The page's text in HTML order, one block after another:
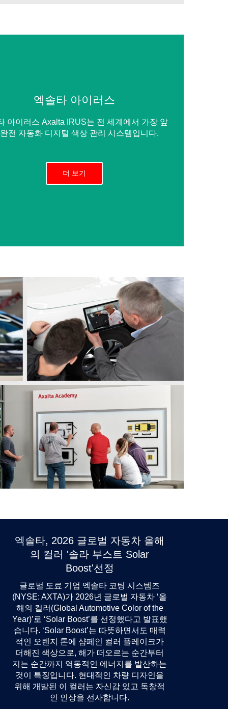
엑솔타 아이러스
아이러스 Axalta IRUS는 전 세계에서 가장 앞
전 자동화 디지털 색상 관리 시스템입니다.
더 보기
엑솔타, 2026 글로벌 자동차 올해
의 컬러 '솔라 부스트 Solar
Boost'선정
글로벌 도료 기업 엑솔타 코팅 시스템즈
(NYSE: AXTA)가 2026년 글로벌 자동차 ‘올
해의 컬러(Global Automotive Color of the
Year)’로 ‘Solar Boost’를 선정했다고 발표했
습니다. ‘Solar Boost’는 따뜻하면서도 매력
적인 오렌지 톤에 샴페인 컬러 플레이크가
더해진 색상으로, 해가 떠오르는 순간부터
지는 순간까지 역동적인 에너지를 발산하는
것이 특징입니다. 현대적인 차량 디자인을
위해 개발된 이 컬러는 자신감 있고 독창적
인 인상을 선사합니다.